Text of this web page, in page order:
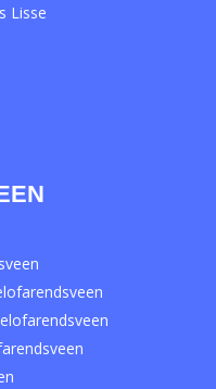
Lisse